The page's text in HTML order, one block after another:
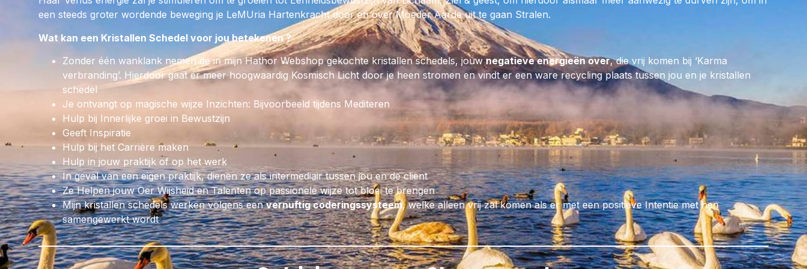
een van mijnHoly Aura Sprays of Holy Crystal
Rollers
, allen licht geparfumeerd, dus plezierig in
gebruik.
Doe ook eens mee op een maandelijkse Poortdag,
Volle Maan en/of Zoom Sound Healing, want dan zal
zij onmiddellijk in actie komen en je nog dieper
afstemmen op jouw SterZielenwezen en op reis gaan
vanuit het Hart van Moeder Aarde, via de Uluru Rock
Zon & Sterrenpoort door de Kosmos, naar jouw eigen
Sterrenziel Planeet waar je ooit vandaan bent op weg
gegaan om Moeder Aarde te helpen bij de aanleg van
haar waterwegen netwerk i.s.m. het Net van
Licht.Klik HIERom te zien welke activiteiten er op het
programma staan en lees ook vooral de laatste
artikelen op deze website door allereerst opHOMEte
klikken OF BESTEL METEEN JOUW DEELNAME
TICKET INCATEGORIE 60VAN DEZE WEBSHOP
een steeds groter wordende beweging je LeMUria Hartenkracht door en over Moeder Aarde uit te gaan Stralen.
Wat kan een Kristallen Schedel voor jou betekenen ?
Zonder één wanklank nemen de in mijn Hathor Webshop gekochte kristallen schedels, jouwnegatieve energieën over, die vrij komen bij ‘Karma
verbranding’. Hierdoor gaat er meer hoogwaardig Kosmisch Licht door je heen stromen en vindt er een ware recycling plaats tussen jou en je kristallen
schedel
Je ontvangt op magische wijze Inzichten: Bijvoorbeeld tijdens Mediteren
Hulp bij Innerlijke groei in Bewustzijn
Geeft Inspiratie
Hulp bij het Carrière maken
Hulp in jouw praktijk of op het werk
In geval van een eigen praktijk, dienen ze als intermediair tussen jou en de cliënt
Ze Helpen jouw Oer Wijsheid en Talenten op passionele wijze tot bloei te brengen
Mijn kristallen schedels werken volgens eenvernuftig coderingssysteem, welke alleen vrij zal komen als er met een positieve Intentie met hen
samengewerkt wordt